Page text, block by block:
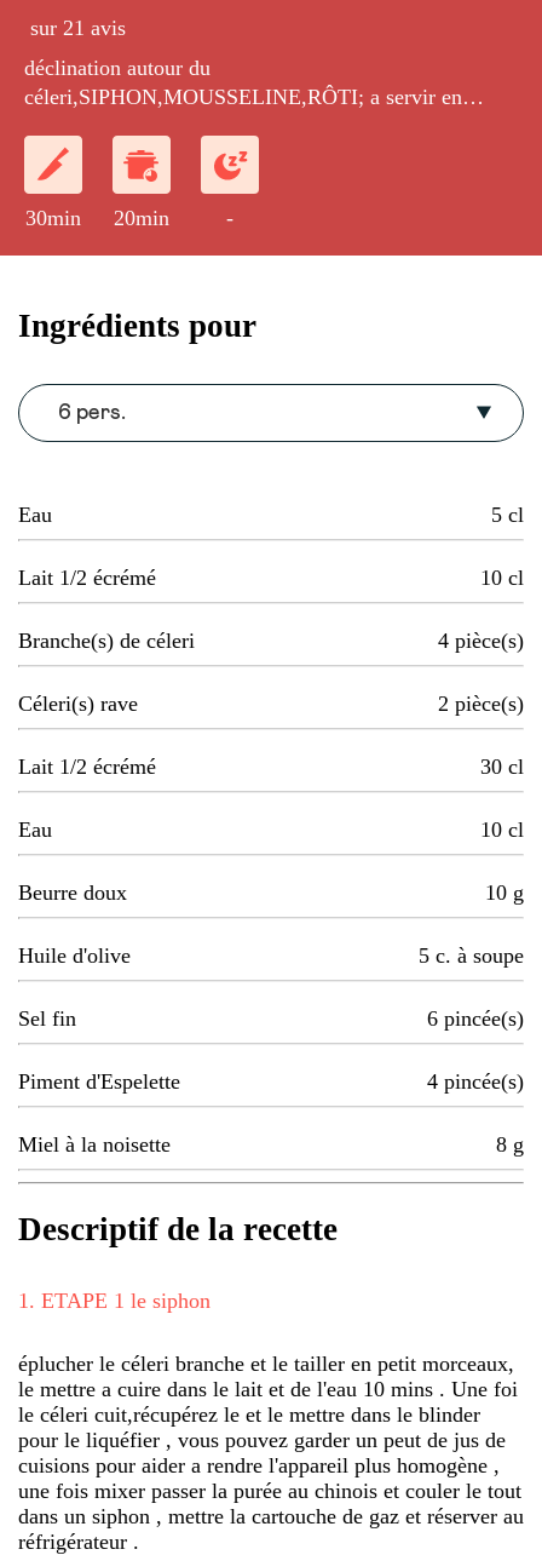
sur 21 avis
déclination autour du
céleri,SIPHON,MOUSSELINE,RÔTI; a servir en
30min 20min -
Ingrédients pour
6 pers.
Eau 5 cl
Lait 1/2 écrémé 10 cl
Branche(s) de céleri 4 pièce(s)
Céleri(s) rave 2 pièce(s)
Lait 1/2 écrémé 30 cl
Eau 10 cl
Beurre doux 10 g
Huile d'olive 5 c. à soupe
Sel fin 6 pincée(s)
Piment d'Espelette 4 pincée(s)
Miel à la noisette 8 g
Descriptif de la recette
1 . ETAPE 1 le siphon
éplucher le céleri branche et le tailler en petit morceaux,
le mettre a cuire dans le lait et de l'eau 10 mins . Une foi
le céleri cuit,récupérez le et le mettre dans le blinder
pour le liquéfier , vous pouvez garder un peut de jus de
cuisions pour aider a rendre l'appareil plus homogène ,
une fois mixer passer la purée au chinois et couler le tout
dans un siphon , mettre la cartouche de gaz et réserver au
réfrigérateur .